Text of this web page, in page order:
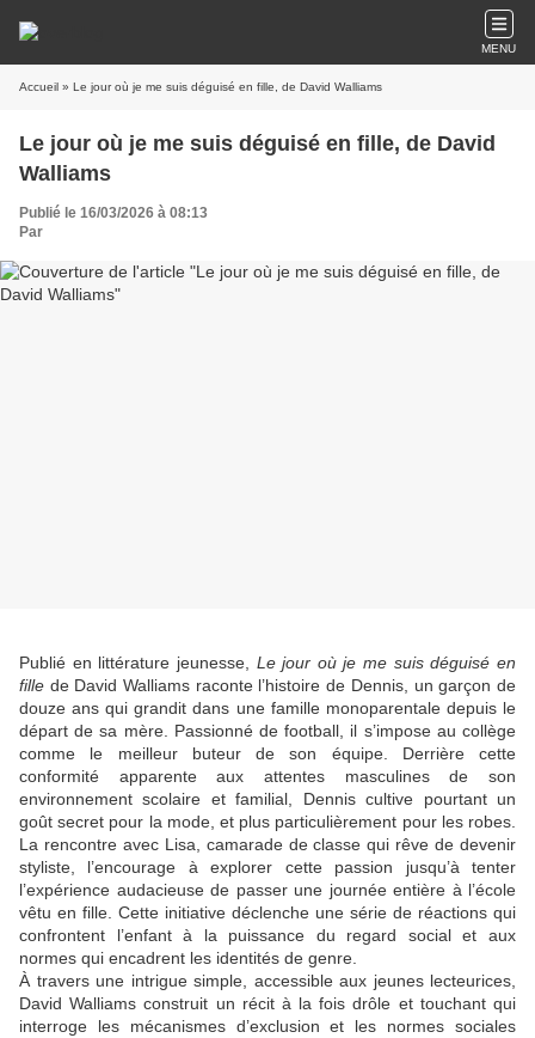
MENU
Accueil » Le jour où je me suis déguisé en fille, de David Walliams
Le jour où je me suis déguisé en fille, de David
Walliams
Publié le 16/03/2026 à 08:13
Par
Publié en littérature jeunesse, Le jour où je me suis déguisé en
fille de David Walliams raconte l’histoire de Dennis, un garçon de
douze ans qui grandit dans une famille monoparentale depuis le
départ de sa mère. Passionné de football, il s’impose au collège
comme le meilleur buteur de son équipe. Derrière cette
conformité apparente aux attentes masculines de son
environnement scolaire et familial, Dennis cultive pourtant un
goût secret pour la mode, et plus particulièrement pour les robes.
La rencontre avec Lisa, camarade de classe qui rêve de devenir
styliste, l’encourage à explorer cette passion jusqu’à tenter
l’expérience audacieuse de passer une journée entière à l’école
vêtu en fille. Cette initiative déclenche une série de réactions qui
confrontent l’enfant à la puissance du regard social et aux
normes qui encadrent les identités de genre.
À travers une intrigue simple, accessible aux jeunes lecteurices,
David Walliams construit un récit à la fois drôle et touchant qui
interroge les mécanismes d’exclusion et les normes sociales